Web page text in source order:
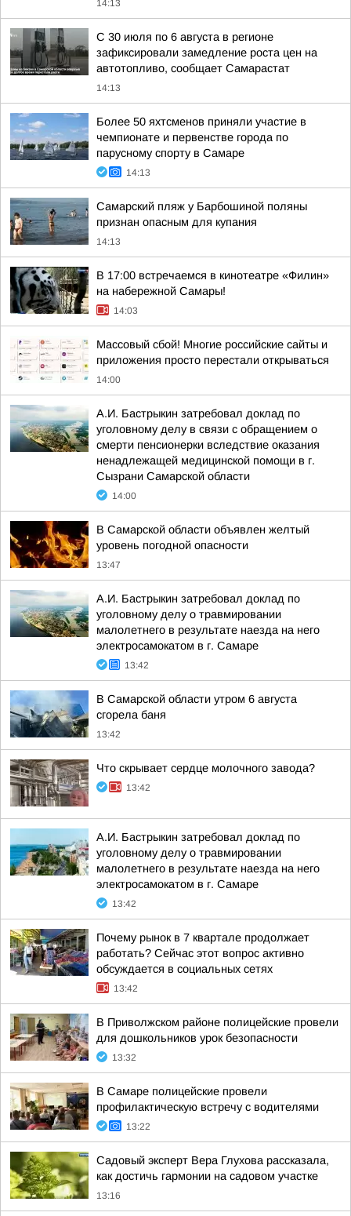
14:13
С 30 июля по 6 августа в регионе
зафиксировали замедление роста цен на
автотопливо, сообщает Самарастат
14:13
Более 50 яхтсменов приняли участие в
чемпионате и первенстве города по
парусному спорту в Самаре
14:13
Самарский пляж у Барбошиной поляны
признан опасным для купания
14:13
В 17:00 встречаемся в кинотеатре «Филин»
на набережной Самары!
14:03
Массовый сбой! Многие российские сайты и
приложения просто перестали открываться
14:00
А.И. Бастрыкин затребовал доклад по
уголовному делу в связи с обращением о
смерти пенсионерки вследствие оказания
ненадлежащей медицинской помощи в г.
Сызрани Самарской области
14:00
В Самарской области объявлен желтый
уровень погодной опасности
13:47
А.И. Бастрыкин затребовал доклад по
уголовному делу о травмировании
малолетнего в результате наезда на него
электросамокатом в г. Самаре
13:42
В Самарской области утром 6 августа
сгорела баня
13:42
Что скрывает сердце молочного завода?
13:42
А.И. Бастрыкин затребовал доклад по
уголовному делу о травмировании
малолетнего в результате наезда на него
электросамокатом в г. Самаре
13:42
Почему рынок в 7 квартале продолжает
работать? Сейчас этот вопрос активно
обсуждается в социальных сетях
13:42
В Приволжском районе полицейские провели
для дошкольников урок безопасности
13:32
В Самаре полицейские провели
профилактическую встречу с водителями
13:22
Садовый эксперт Вера Глухова рассказала,
как достичь гармонии на садовом участке
13:16